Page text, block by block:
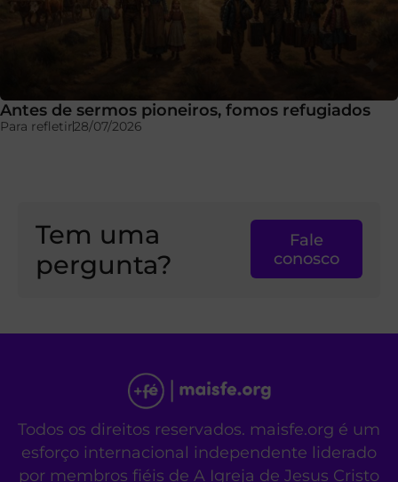
Antes de sermos pioneiros, fomos refugiados
Para refletir28/07/2026
Tem uma
pergunta?
Fale
conosco
Todos os direitos reservados. maisfe.org é um
esforço internacional independente liderado
por membros fiéis de A Igreja de Jesus Cristo